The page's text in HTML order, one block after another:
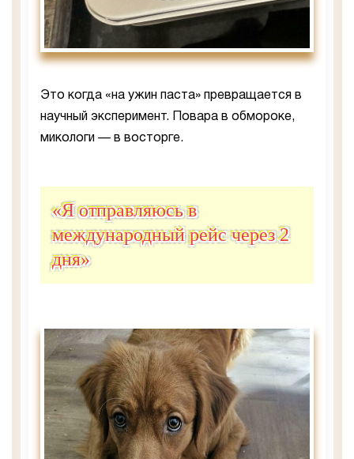
Это когда «на ужин паста» превращается в
научный эксперимент. Повара в обмороке,
микологи — в восторге.
«Я отправляюсь в
международный рейс через 2
дня»